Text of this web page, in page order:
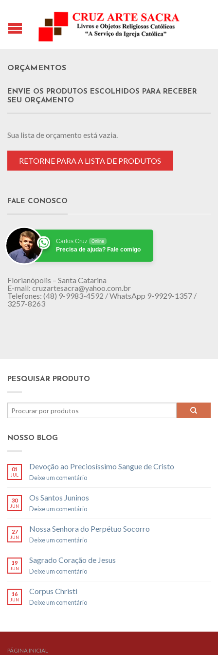
ORÇAMENTOS
ENVIE OS PRODUTOS ESCOLHIDOS PARA RECEBER
SEU ORÇAMENTO
Sua lista de orçamento está vazia.
RETORNE PARA A LISTA DE PRODUTOS
FALE CONOSCO
Carlos Cruz Online
Precisa de ajuda? Fale comigo
Florianópolis – Santa Catarina
E-mail: cruzartesacra@yahoo.com.br
Telefones: (48) 9-9983-4592 / WhatsApp 9-9929-1357 /
3257-8263
PESQUISAR PRODUTO
NOSSO BLOG
01
JUL
Devoção ao Preciosíssimo Sangue de Cristo
Deixe um comentário
30
JUN
Os Santos Juninos
Deixe um comentário
27
JUN
Nossa Senhora do Perpétuo Socorro
Deixe um comentário
19
JUN
Sagrado Coração de Jesus
Deixe um comentário
16
JUN
Corpus Christi
Deixe um comentário
PÁGINA INICIAL